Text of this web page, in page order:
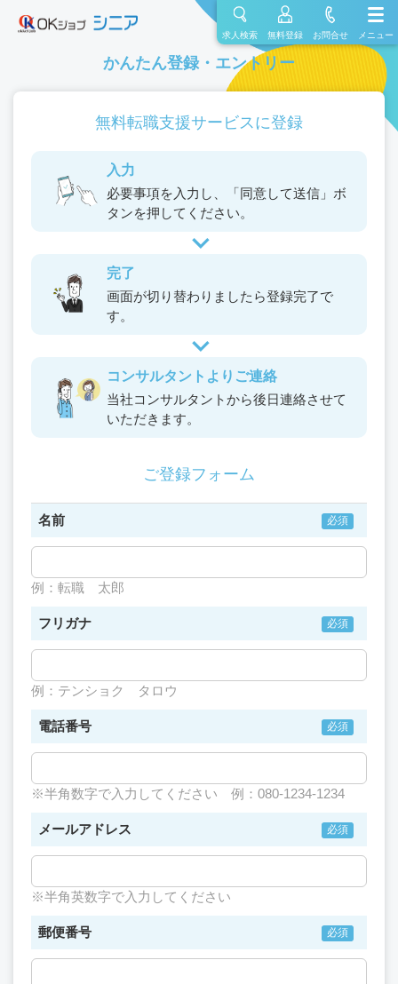
求人検索 無料登録 お問合せ メニュー
かんたん登録・エントリー
無料転職支援サービスに登録
入力
必要事項を入力し、
「同意して送信」ボ
タンを押してください。
完了
画面が切り替わりましたら登録完了で
す。
コンサルタントよりご連絡
当社コンサルタントから後日連絡させて
いただきます。
ご登録フォーム
名前
例：転職 太郎
フリガナ
例：テンショク タロウ
電話番号
※半角数字で入力してください 例：080-1234-1234
メールアドレス
※半角英数字で入力してください
郵便番号